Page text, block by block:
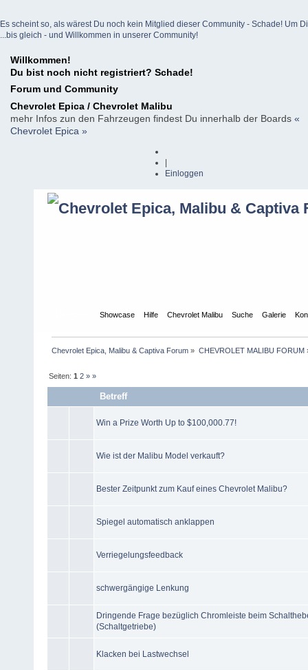
Es scheint so, als wärest Du noch kein Mitglied dieser Community - Schade! Um
...bis gleich - und Willkommen in unserer Community!
Willkommen!
Du bist noch nicht registriert? Schade!
Forum und Community
Chevrolet Epica / Chevrolet Malibu
mehr Infos zun den Fahrzeugen findest Du innerhalb der Boards «
Chevrolet Epica »
Einloggen
Showcase Hilfe Chevrolet Malibu Suche Galerie
Chevrolet Epica, Malibu & Captiva Forum » CHEVROLET MALIBU FORUM
Seiten:1 2 » »
Betreff
Win a Prize Worth Up to $100,000.77!
Wie ist der Malibu Model verkauft?
Bester Zeitpunkt zum Kauf eines Chevrolet Malibu?
Spiegel automatisch anklappen
Verriegelungsfeedback
schwergängige Lenkung
Dringende Frage bezüglich Chromleiste beim
(Schaltgetriebe)
Klacken bei Lastwechsel